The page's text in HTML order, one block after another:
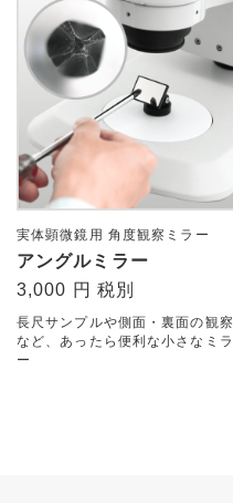
実体顕微鏡用 角度観察ミラー
アングルミラー
3,000 円 税別
長尺サンプルや側面・裏面の観察
など、あったら便利な小さなミラ
ー